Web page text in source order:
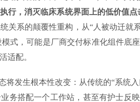
行，消灭临床系统界面上的低价值点
关系的颠覆性重构，从“人被动迁就
式，可能是厂商交付标准化组件底
适配。
将发生根本性改变：从传统的“系统
务搭配一个工作站，甚至有护士反